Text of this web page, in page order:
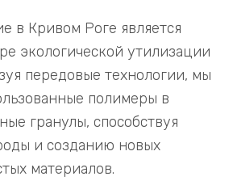
в Кривом Роге является
экологической утилизации
передовые технологии, мы
полимеры в
гранулы, способствуя
и созданию новых
материалов.